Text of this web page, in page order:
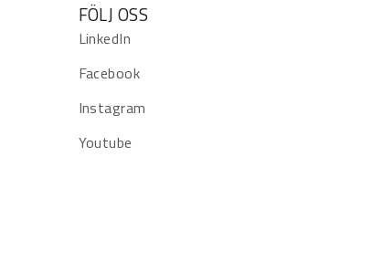
FÖLJ OSS
LinkedIn
Facebook
Instagram
Youtube